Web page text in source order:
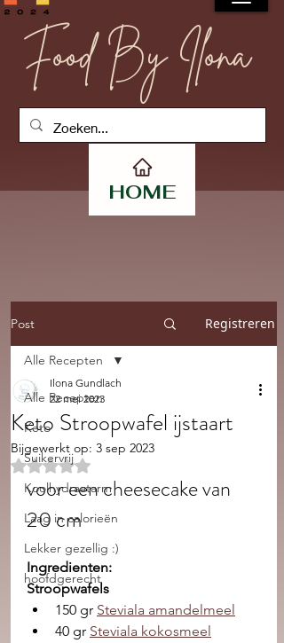
Food By Ilona
HOME
Post Registreren
Alle Recepten
Keto
Suikervrij
Koolhydraatarm
Laag in calorieën
Lekker gezellig :)
hoofdgerecht
Alle Recepten
Keto Stroopwafel ijstaart
Ilona Gundlach
22 mei 2023
Bijgewerkt op: 3 sep 2023
Beoordeeld met NaN uit 5 sterren.
voor een cheesecake van
20 cm
Ingredienten:
Stroopwafels
150 gr Steviala amandelmeel
40 gr Steviala kokosmeel